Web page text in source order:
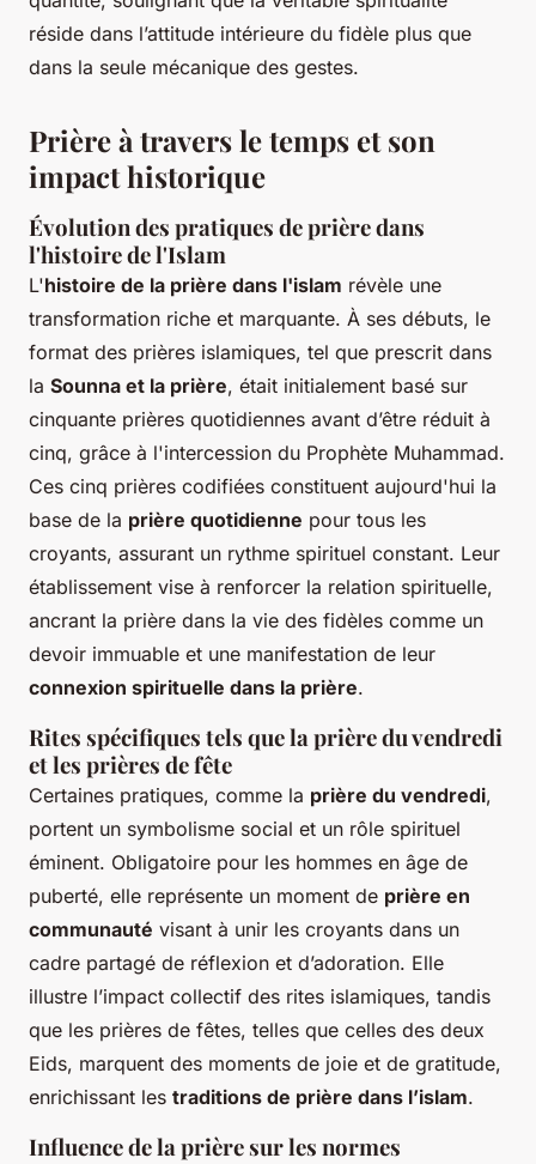
réside dans l’attitude intérieure du fidèle plus que
dans la seule mécanique des gestes.
Prière à travers le temps et son
impact historique
Évolution des pratiques de prière dans
l'histoire de l'Islam
L'histoire de la prière dans l'islam révèle une
transformation riche et marquante. À ses débuts, le
format des prières islamiques, tel que prescrit dans
la Sounna et la prière, était initialement basé sur
cinquante prières quotidiennes avant d’être réduit à
cinq, grâce à l'intercession du Prophète Muhammad.
Ces cinq prières codifiées constituent aujourd'hui la
base de la prière quotidienne pour tous les
croyants, assurant un rythme spirituel constant. Leur
établissement vise à renforcer la relation spirituelle,
ancrant la prière dans la vie des fidèles comme un
devoir immuable et une manifestation de leur
connexion spirituelle dans la prière.
Rites spécifiques tels que la prière du vendredi
et les prières de fête
Certaines pratiques, comme la prière du vendredi,
portent un symbolisme social et un rôle spirituel
éminent. Obligatoire pour les hommes en âge de
puberté, elle représente un moment de prière en
communauté visant à unir les croyants dans un
cadre partagé de réflexion et d’adoration. Elle
illustre l’impact collectif des rites islamiques, tandis
que les prières de fêtes, telles que celles des deux
Eids, marquent des moments de joie et de gratitude,
enrichissant les traditions de prière dans l’islam.
Influence de la prière sur les normes